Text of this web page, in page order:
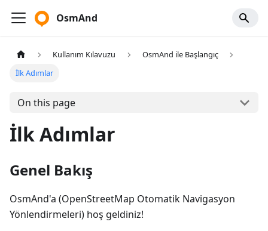
OsmAnd
Kullanım Kılavuzu
OsmAnd ile Başlangıç
İlk Adımlar
On this page
İlk Adımlar
Genel Bakış
OsmAnd'a (OpenStreetMap Otomatik Navigasyon
Yönlendirmeleri) hoş geldiniz!